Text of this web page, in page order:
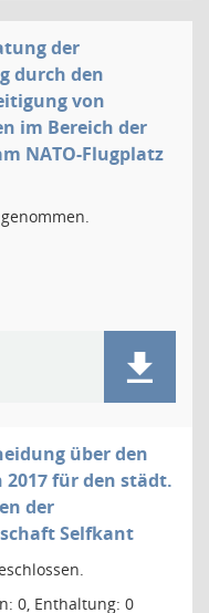
der
durch den
von
im Bereich der
NATO-Flugplatz
über den
für den städt.
der
Selfkant
0, Enthaltung: 0